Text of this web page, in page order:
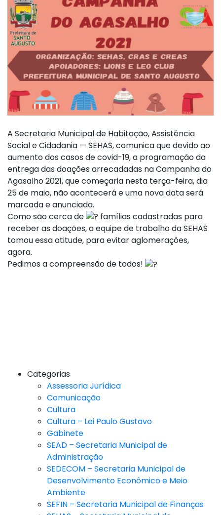
A Secretaria Municipal de Habitação, Assistência
Social e Cidadania — SEHAS, comunica que devido ao
aumento dos casos de covid-19, a programação da
entrega das doações arrecadadas na Campanha do
Agasalho 2021, que começaria nesta terça-feira, dia
25 de maio, não acontecerá e uma nova data será
marcada e anunciada.
Como são cerca de
famílias cadastradas para
receber as doações, a equipe de trabalho da SEHAS
tomou essa atitude, para evitar aglomerações,
agora.
Pedimos a compreensão de todos!
Categorias
Assessoria Jurídica
Comunicação
Cultura
Cultura – Lei Paulo Gustavo
Gabinete
SEAD – Secretaria Municipal de
Administração
SEDECOM – Secretaria Municipal de
Desenvolvimento Econômico e Meio
Ambiente
SEFIN – Secretaria Municipal de Finanças